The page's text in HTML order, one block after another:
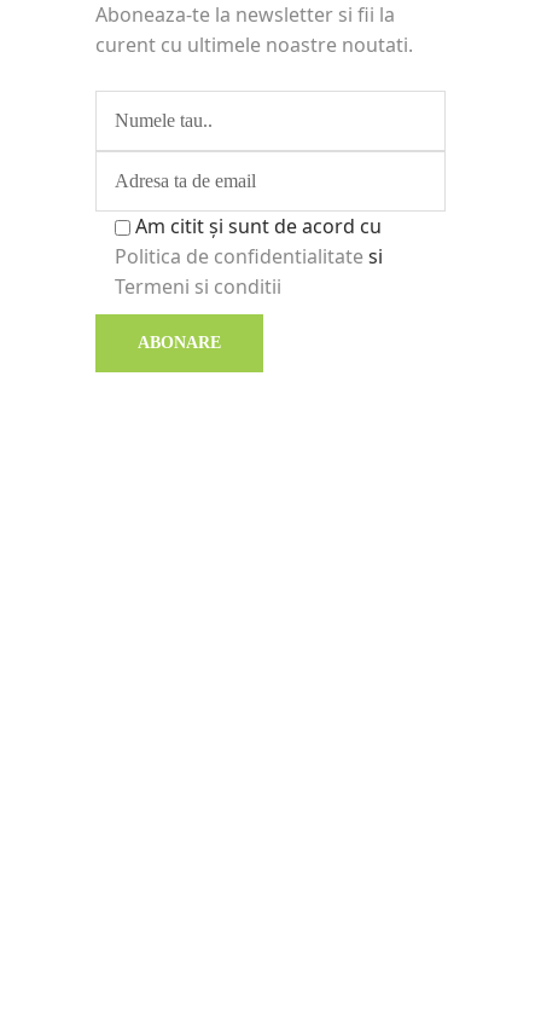
Aboneaza-te la newsletter si fii la
curent cu ultimele noastre noutati.
Am citit și sunt de acord cu
Politica de confidentialitatesi
Termeni si conditii